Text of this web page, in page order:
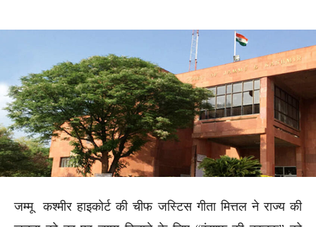
जम्मू कश्मीर हाइकोर्ट की चीफ जस्टिस गीता मित्तल ने राज्य की